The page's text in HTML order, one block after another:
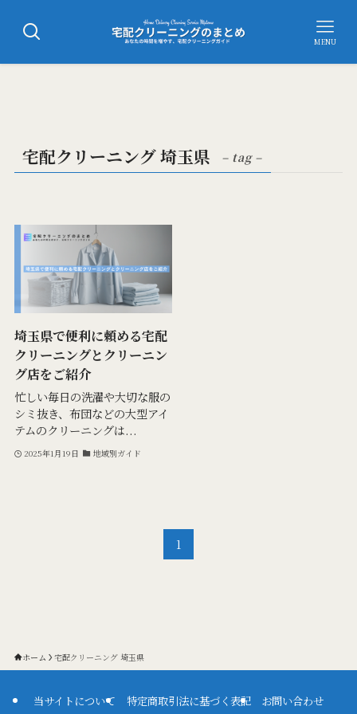
MENU
宅配クリーニング 埼玉県 – tag –
埼玉県で便利に頼める宅配
クリーニングとクリーニン
グ店をご紹介
忙しい毎日の洗濯や大切な服の
シミ抜き、布団などの大型アイ
テムのクリーニングは...
2025年1月19日 地域別ガイド
1
ホーム 宅配クリーニング 埼玉県
当サイトについて 特定商取引法に基づく表記 お問い合わせ